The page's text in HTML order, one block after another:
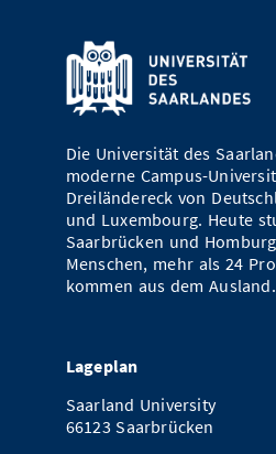
Die Universität des
moderne Campus-
Dreiländereck von
und Luxembourg. Heute
Saarbrücken und
Menschen, mehr als 24
kommen aus dem Ausland.
Lageplan
Saarland University
66123 Saarbrücken